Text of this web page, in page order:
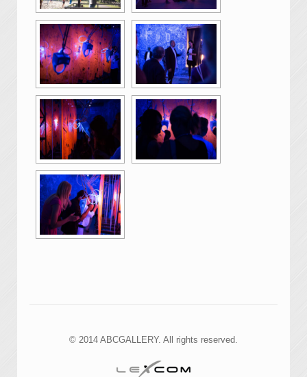
© 2014 ABCGALLERY. All rights reserved.